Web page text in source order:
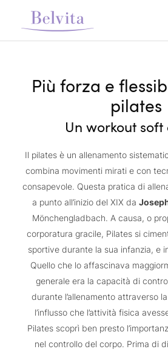
Più forza e
pilates
Un workout soft
Il pilates è un allenamento
combina movimenti mirati e con
consapevole. Questa pratica di
a punto all’inizio del XIX da
Mönchengladbach. A causa, o
corporatura gracile, Pilates si
sportive durante la sua infanzia, e
Quello che lo affascinava
generale era la capacità di
durante l’allenamento attraverso
l’influsso che l’attività fisica
Pilates scoprì ben presto
nel controllo del corpo. Prima di